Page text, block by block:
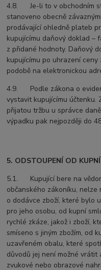
4.8. Je-li to v obchodním
stanoveno obecně
prodávající ohledně plateb
kupujícímu daňový doklad –
z přidané hodnoty. Daňový
kupujícímu po uhrazení
podobě na elektronickou
4.9. Podle zákona o
vystavit kupujícímu účtenku.
přijatou tržbu u správce
výpadku pak nejpozději do
5. ODSTOUPENÍ OD
5.1. Kupující bere na
občanského zákoníku,
o dodávce zboží, které bylo
pro jeho osobu, od kupní
rychlé zkáze, jakož i zboží,
smíseno s jiným zbožím, od
uzavřeném obalu, které
důvodů jej není možné
zvukové nebo obrazové